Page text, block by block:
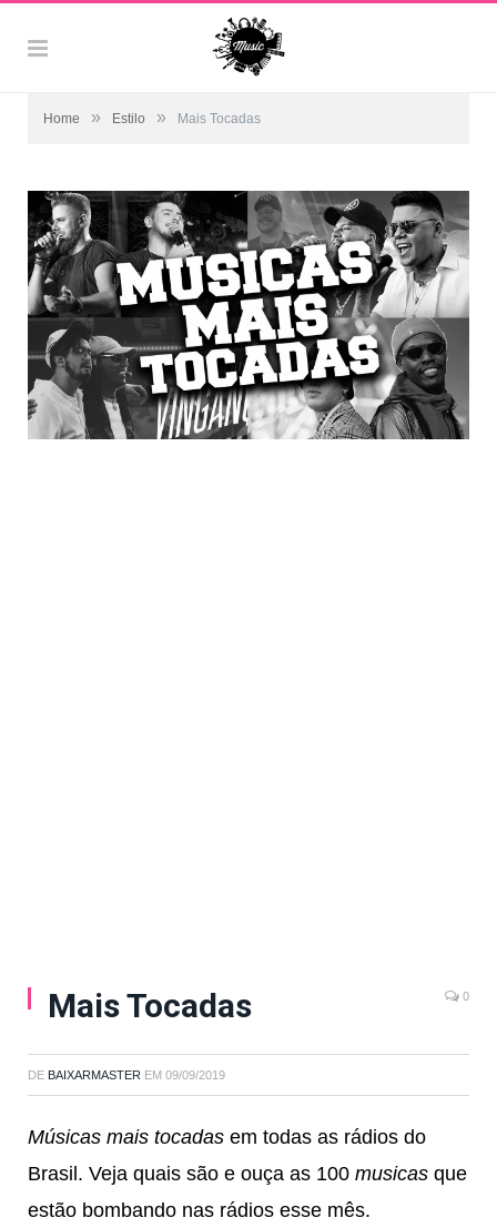
Home » Estilo » Mais Tocadas
Mais Tocadas 0
DE BAIXARMASTER EM 09/09/2019
Músicas mais tocadas em todas as rádios do
Brasil. Veja quais são e ouça as 100 musicas que
estão bombando nas rádios esse mês.